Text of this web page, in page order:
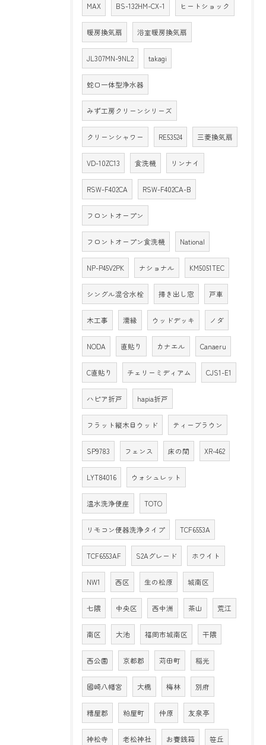
MAX BS-132HM-CX-1 ヒートショック
暖房換気扇 浴室暖房換気扇
JL307MN-9NL2 takagi
蛇口一体型浄水器
みず工房クリーンシリーズ
クリーンシャワー RE53524 三菱換気扇
VD-10ZC13 食洗機 リンナイ
RSW-F402CA RSW-F402CA-B
フロントオープン
フロントオープン食洗機 National
NP-P45V2PK ナショナル KM5051TEC
シングル混合水栓 掃き出し窓 戸車
木工事 濡縁 ウッドデッキ ノダ
NODA 直貼り カナエル Canaeru
C直貼り チェリーミディアム CJS1-E1
ハピア折戸 hapia折戸
フラット縦木目ウッド ティーブラウン
SP9783 フェンス 床の間 XR-462
LYT84016 ウォシュレット
温水洗浄便座 TOTO
リモコン便器洗浄タイプ TCF6553A
TCF6553AF S2Aグレード ホワイト
NW1 西区 生の松原 城南区
七隈 中央区 西中洲 茶山 荒江
南区 大池 福岡市城南区 干隈
西公園 京都郡 苅田町 稲光
國崎八幡宮 大橋 梅林 別府
糟屋郡 粕屋町 仲原 友泉亭
神松寺 老松神社 お賽銭箱 笹丘